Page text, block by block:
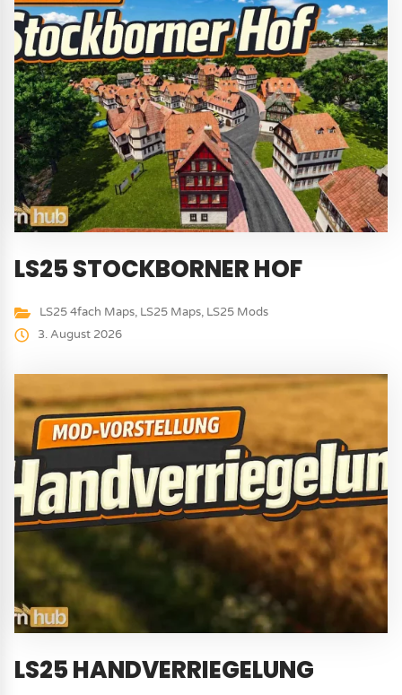
LS25 STOCKBORNER HOF
LS25 4fach Maps, LS25 Maps, LS25 Mods
3. August 2026
LS25 HANDVERRIEGELUNG